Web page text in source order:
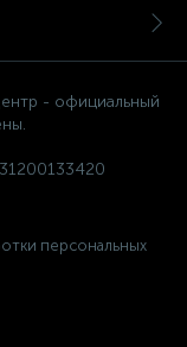
- официальный
персональных